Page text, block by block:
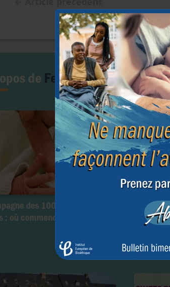
de Fertilité et grossesse
des 1000 premiers
: où commence l’humanité ?
Deuil
la
pour
que